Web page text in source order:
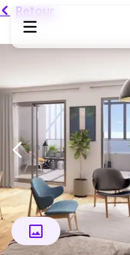
Programmes
Habiter
Investir
Actualités
Retour